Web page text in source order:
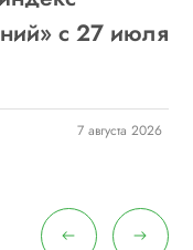
с 27 июля
7 августа 2026